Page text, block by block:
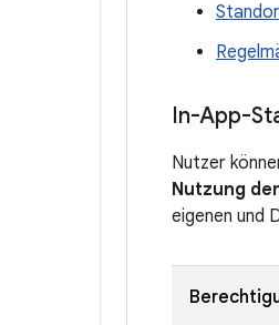
In-App-
Nutzer
Nutzung
eigenen und